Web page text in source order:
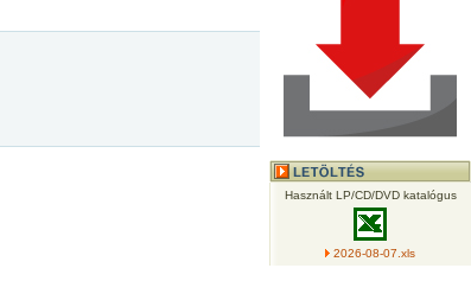
Használt LP/CD/DVD katalógus
2026-08-07.xls